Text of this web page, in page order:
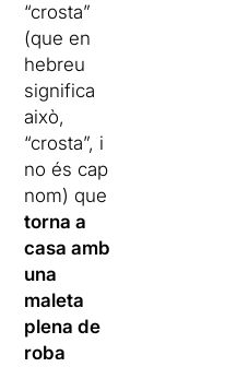
“crosta”
(que en
hebreu
significa
això,
“crosta”, i
no és cap
nom) que
torna a
casa amb
una
maleta
plena de
roba